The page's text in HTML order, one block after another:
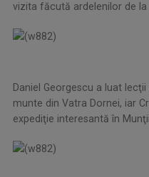
vizita făcută ardelenilor de la
Daniel Georgescu a luat
munte din Vatra Dornei, iar
expediţie interesantă în